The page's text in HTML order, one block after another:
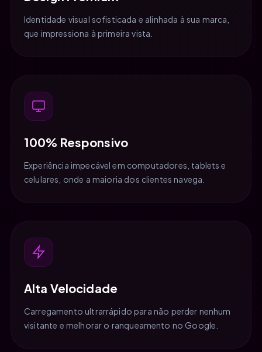
Identidade visual sofisticada e alinhada à sua marca,
que impressiona à primeira vista.
100% Responsivo
Experiência impecável em computadores, tablets e
celulares, onde a maioria dos clientes navega.
Alta Velocidade
Carregamento ultrarrápido para não perder nenhum
visitante e melhorar o ranqueamento no Google.